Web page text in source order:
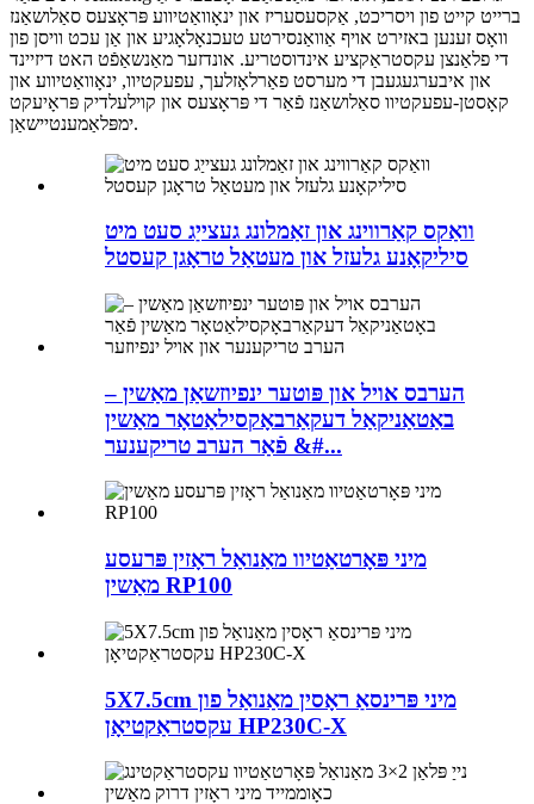
ברייט קייט פון ויסריכט, אַקסעסעריז און ינאָוואַטיווע פּראָצעס סאַלושאַנז
וואָס זענען באזירט אויף אַוואַנסירטע טעכנאָלאָגיע און אַן עכט וויסן פון
די פלאַנצן עקסטראַקציע אינדוסטריע. אונדזער מאַנשאַפֿט האט דיזיינד
און איבערגעגעבן די מערסט פאַרלאָזלעך, עפעקטיוו, ינאָוואַטיווע און
קאָסטן-עפעקטיוו סאַלושאַנז פֿאַר די פּראָצעס און קוילעלדיק פּראָיעקט
ימפּלאַמענטיישאַן.
וואַקס קאַרווינג און זאַמלונג געצייַג סעט מיט
סיליקאָנע גלעזל און מעטאַל טראָגן קעסטל
הערבס אויל און פּוטער ינפיוזשאַן מאַשין –
באַטאַניקאַל דעקאַרבאָקסילאַטאָר מאַשין
פֿאַר הערב טריקענער &#...
מיני פּאָרטאַטיוו מאַנואַל ראָזין פּרעסע
מאַשין RP100
5X7.5cm מיני פּרינסאַ ראָסין מאַנואַל פון
עקסטראַקטיאָן HP230C-X